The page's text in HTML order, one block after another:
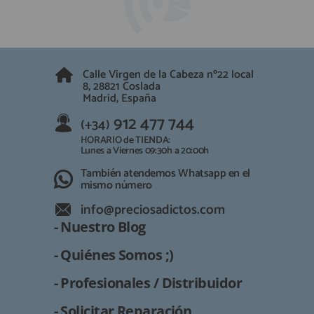
(+34) 912 477 744
HORARIO de TIENDA:
Lunes a Viernes 09:30h a 20:00h
También atendemos Whatsapp
info@preciosadictos.com
Calle Virgen de la Cabeza nº22 local
8, 28821 Coslada
Madrid, España
(+34) 912 477 744
HORARIO de TIENDA:
Lunes a Viernes 09:30h a 20:00h
También atendemos Whatsapp en el
mismo número
info@preciosadictos.com
- Nuestro Blog
- Quiénes Somos ;)
- Profesionales / Distribuidor